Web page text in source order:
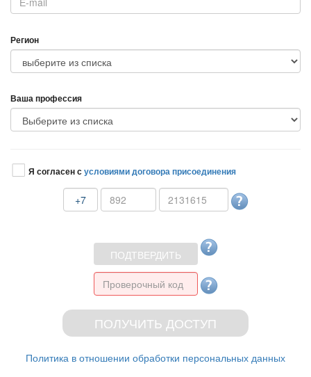
Регион
аша профессия
Я согласен сусловиями договора присоединения
+7
Политика в отношении обработки персональных данных